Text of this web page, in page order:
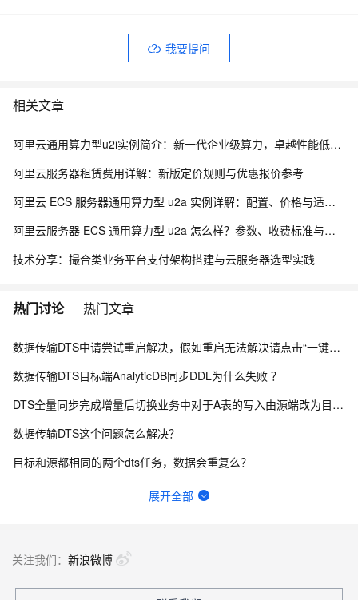
我要提问
相关文章
阿里云通用算力型u2i实例简介：新一代企业级算力，卓越性能低价享高性价比
阿里云服务器租赁费用详解：新版定价规则与优惠报价参考
阿里云 ECS 服务器通用算力型 u2a 实例详解：配置、价格与适用业务场景
阿里云服务器 ECS 通用算力型 u2a 怎么样？参数、收费标准与业务场景
技术分享：撮合类业务平台支付架构搭建与云服务器选型实践
热门讨论 热门文章
数据传输DTS中请尝试重启解决，假如重启无法解决请点击“一键复制”进入钉钉客户交流群咨询解决？
数据传输DTS目标端AnalyticDB同步DDL为什么失败 ？
DTS全量同步完成增量后切换业务中对于A表的写入由源端改为目标端，但是其它表不进行改动，有影响吗？
数据传输DTS这个问题怎么解决？
目标和源都相同的两个dts任务，数据会重复么？
DMS这个诊断对于第三方的实例是不是不能用呢？
展开全部
关注我们： 新浪微博